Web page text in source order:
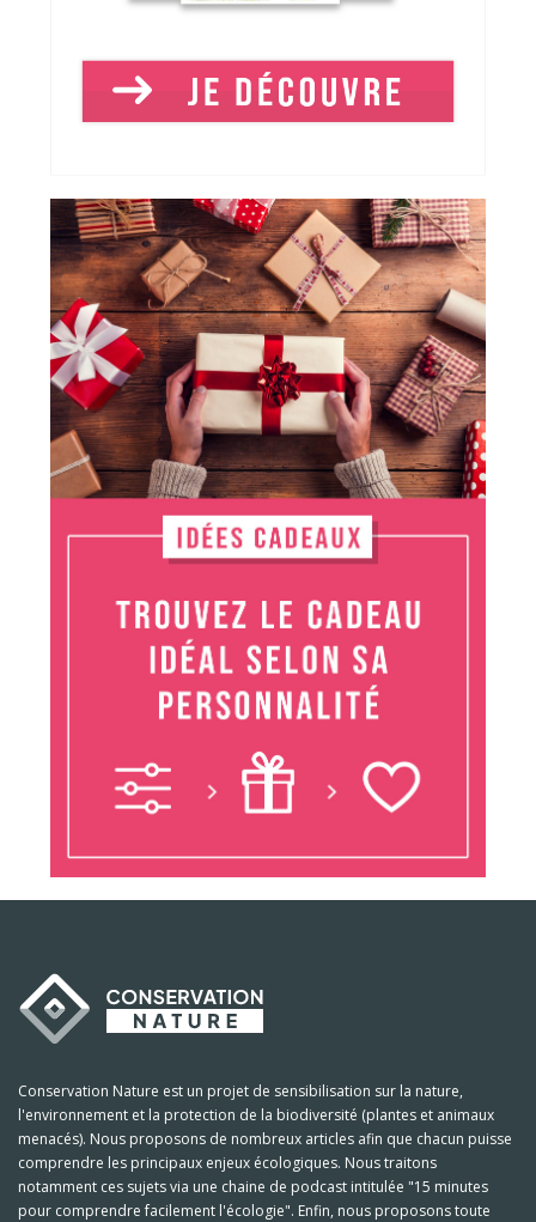
Conservation Nature est un projet de sensibilisation sur la nature,
l'environnement et la protection de la biodiversité (plantes et animaux
menacés). Nous proposons de nombreux articles afin que chacun puisse
comprendre les principaux enjeux écologiques. Nous traitons
notamment ces sujets via une chaine de podcast intitulée "15 minutes
pour comprendre facilement l'écologie". Enfin, nous proposons toute